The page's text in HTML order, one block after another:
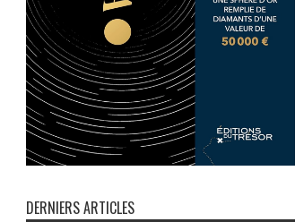
DERNIERS ARTICLES